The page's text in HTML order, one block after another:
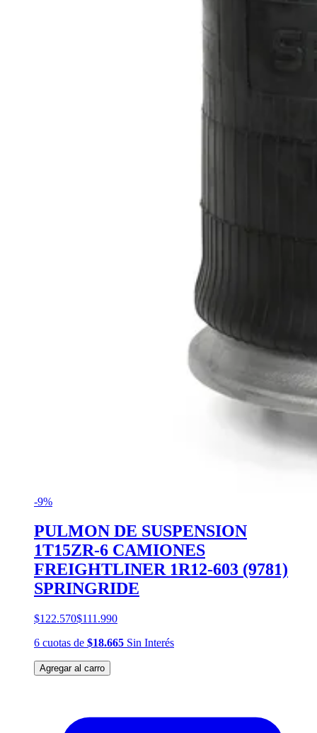
-9%
PULMON DE SUSPENSION
1T15ZR-6 CAMIONES
FREIGHTLINER 1R12-603 (9781)
SPRINGRIDE
$122.570$111.990
6 cuotas de $18.665 Sin Interés
Agregar al carro